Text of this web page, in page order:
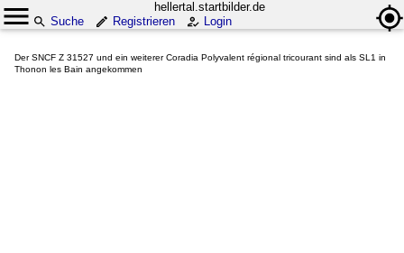
hellertal.startbilder.de
Suche
Registrieren Login
Der SNCF Z 31527 und ein weiterer Coradia Polyvalent régional tricourant sind als SL1 in
Thonon les Bain angekommen